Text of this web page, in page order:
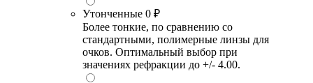
Утонченные 0 ₽
Более тонкие, по сравнению со
стандартными, полимерные линзы для
очков. Оптимальный выбор при
значениях рефракции до +/- 4.00.